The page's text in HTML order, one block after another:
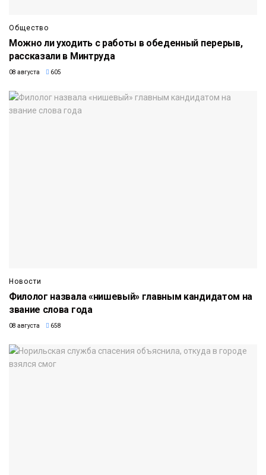
Общество
Можно ли уходить с работы в обеденный перерыв,
рассказали в Минтруда
08 августа 605
Новости
Филолог назвала «нишевый» главным кандидатом на
звание слова года
08 августа 658